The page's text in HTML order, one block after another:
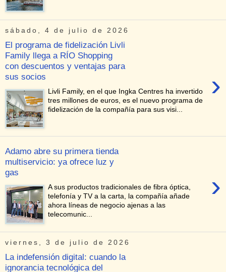
sábado, 4 de julio de 2026
El programa de fidelización Livli
Family llega a RÍO Shopping
con descuentos y ventajas para
sus socios
›
Livli Family, en el que Ingka Centres ha invertido
tres millones de euros, es el nuevo programa de
fidelización de la compañía para sus visi...
Adamo abre su primera tienda
multiservicio: ya ofrece luz y
gas
›
A sus productos tradicionales de fibra óptica,
telefonía y TV a la carta, la compañía añade
ahora líneas de negocio ajenas a las
telecomunic...
viernes, 3 de julio de 2026
La indefensión digital: cuando la
ignorancia tecnológica del